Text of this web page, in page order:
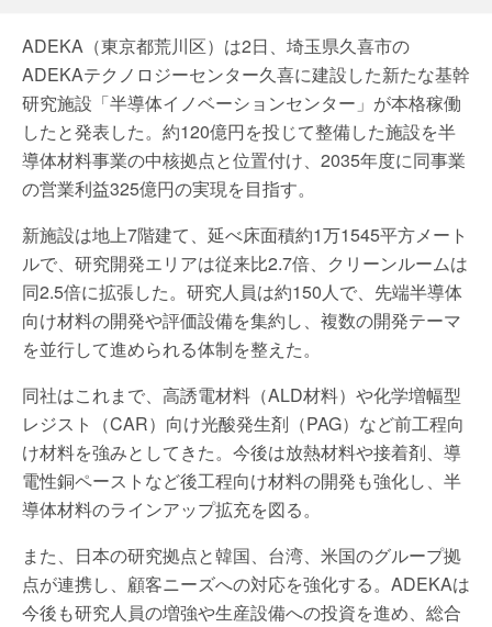
ADEKA（東京都荒川区）は2日、埼玉県久喜市の
ADEKAテクノロジーセンター久喜に建設した新たな基幹
研究施設「半導体イノベーションセンター」が本格稼働
したと発表した。約120億円を投じて整備した施設を半
導体材料事業の中核拠点と位置付け、2035年度に同事業
の営業利益325億円の実現を目指す。
新施設は地上7階建て、延べ床面積約1万1545平方メート
ルで、研究開発エリアは従来比2.7倍、クリーンルームは
同2.5倍に拡張した。研究人員は約150人で、先端半導体
向け材料の開発や評価設備を集約し、複数の開発テーマ
を並行して進められる体制を整えた。
同社はこれまで、高誘電材料（ALD材料）や化学増幅型
レジスト（CAR）向け光酸発生剤（PAG）など前工程向
け材料を強みとしてきた。今後は放熱材料や接着剤、導
電性銅ペーストなど後工程向け材料の開発も強化し、半
導体材料のラインアップ拡充を図る。
また、日本の研究拠点と韓国、台湾、米国のグループ拠
点が連携し、顧客ニーズへの対応を強化する。ADEKAは
今後も研究人員の増強や生産設備への投資を進め、総合